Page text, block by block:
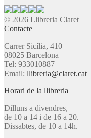
© 2026 Llibreria Claret
Contacte
Carrer Sicília, 410
08025 Barcelona
Tel: 933010887
Email: llibreria@claret.cat
Horari de la llibreria
Dilluns a divendres,
de 10 a 14 i de 16 a 20.
Dissabtes, de 10 a 14h.